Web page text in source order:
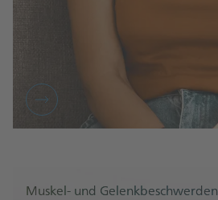
Muskel- und Gelenkbeschwerden